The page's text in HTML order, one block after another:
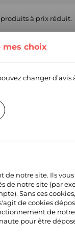
à prix réduit.
mes choix
changer
de notre site. Ils vous
de notre site (par
Sans ces
de cookies
de
pour être